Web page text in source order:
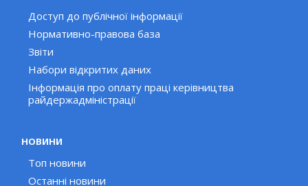
Доступ до публічної інформації
Нормативно-правова база
Звіти
Набори відкритих даних
Інформація про оплату праці керівництва
райдержадміністрації
НОВИНИ
Топ новини
Останні новини